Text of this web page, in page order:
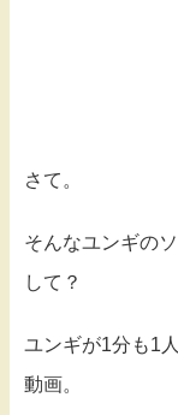
さて。
そんなユンギの
して？
ユンギが1分も1
動画。